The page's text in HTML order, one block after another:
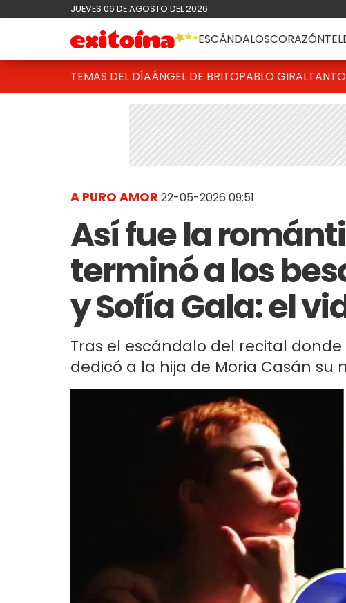
JUEVES 06 DE AGOSTO DEL 2026
ESCÁNDALOSCORAZÓN
TEMAS DEL DÍAÁNGEL DE BRITOPABLO GIRALT
A PURO AMOR 22-05-2026 09:51
Así fue la
terminó a los
y Sofía Gala: el
Tras el escándalo del recital
dedicó a la hija de Moria Casán su